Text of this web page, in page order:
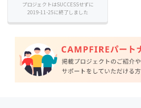
プロジェクトはSUCCESSせずに
2019-11-25に終了しました